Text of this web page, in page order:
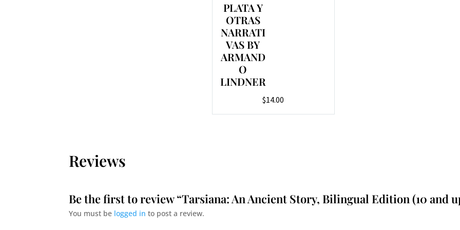
PLATA Y
OTRAS
NARRATI
VAS BY
ARMAND
O
LINDNER
$14.00
Reviews
Be the first to review “Tarsiana: An Ancient Story, Bilingual Edition (10 and
You must be logged in to post a review.